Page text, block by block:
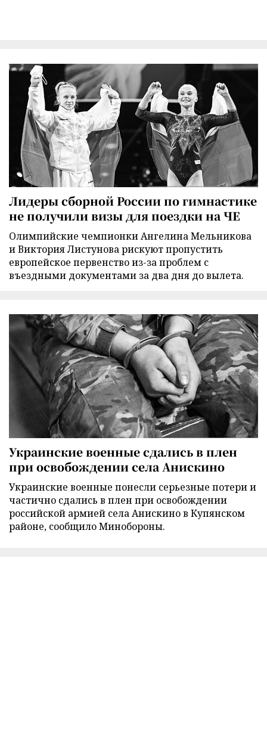
Лидеры сборной России по гимнастике
не получили визы для поездки на ЧЕ
Олимпийские чемпионки Ангелина Мельникова
и Виктория Листунова рискуют пропустить
европейское первенство из-за проблем с
въездными документами за два дня до вылета.
Украинские военные сдались в плен
при освобождении села Анискино
Украинские военные понесли серьезные потери и
частично сдались в плен при освобождении
российской армией села Анискино в Купянском
районе, сообщило Минобороны.